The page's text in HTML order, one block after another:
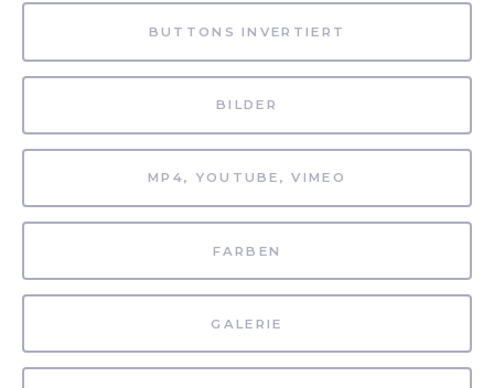
BUTTONS INVERTIERT
BILDER
MP4, YOUTUBE, VIMEO
FARBEN
GALERIE